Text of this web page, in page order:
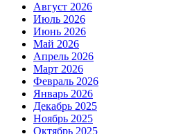
Август 2026
Июль 2026
Июнь 2026
Май 2026
Апрель 2026
Март 2026
Февраль 2026
Январь 2026
Декабрь 2025
Ноябрь 2025
Октябрь 2025